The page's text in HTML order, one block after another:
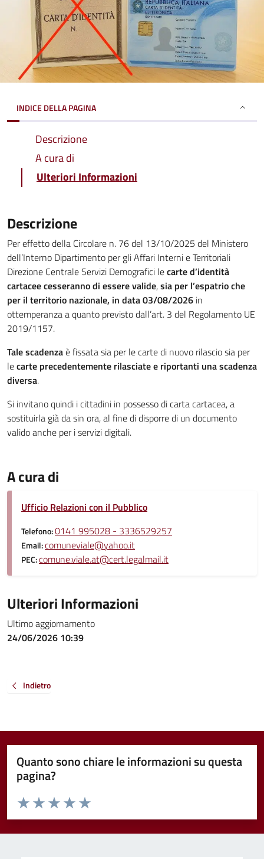
INDICE DELLA PAGINA
Descrizione
A cura di
Ulteriori Informazioni
Descrizione
Per effetto della Circolare n. 76 del 13/10/2025 del Ministero
dell’Interno Dipartimento per gli Affari Interni e Territoriali
Direzione Centrale Servizi Demografici lecarte d’identità
cartacee cesseranno di essere valide,sia per l’espatrio che
per il territorio nazionale, in data 03/08/2026 in
ottemperanza a quanto previsto dall’art. 3 del Regolamento UE
2019/1157.
Tale scadenzaè fissata sia per le carte di nuovo rilascio sia per
lecarte precedentemente rilasciate e riportanti una scadenza
diversa.
Si invitano quindi i cittadini in possesso di carta cartacea, a
sostituirla già da sin ora, al fine di disporre di un documento
valido anche per i servizi digitali.
A cura di
Ufficio Relazioni con il Pubblico
Telefono:0141 995028 - 3336529257
Email:comuneviale@yahoo.it
PEC:comune.viale.at@cert.legalmail.it
Ulteriori Informazioni
Ultimo aggiornamento
24/06/2026 10:39
Indietro
Quanto sono chiare le informazioni su questa
pagina?
Valuta da 1 a 5 stelle la pagina
Valuta 5 stelle su 5
Valuta 4 stelle su 5
Valuta 3 stelle su 5
Valuta 2 stelle su 5
Valuta 1 stelle su 5